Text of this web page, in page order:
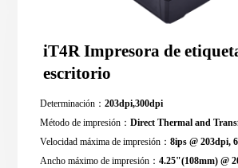
iT4R Impresora de
escritorio
Determinación：203dpi,300dpi
Método de impresión：Direct Thermal and
Velocidad máxima de impresión：8ips @ 203dpi,
Ancho máximo de impresión：4.25"(108mm) @